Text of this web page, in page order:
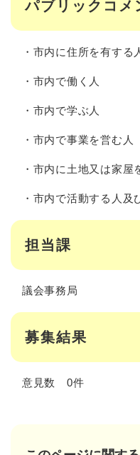
パブリックコメ
・市内に住所を有する
・市内で働く人
・市内で学ぶ人
・市内で事業を営む人
・市内に土地又は家屋
・市内で活動する人及
担当課
議会事務局
募集結果
意見数 0件